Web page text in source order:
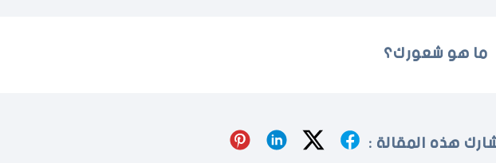
ما هو شعورك؟
هذه المقالة :